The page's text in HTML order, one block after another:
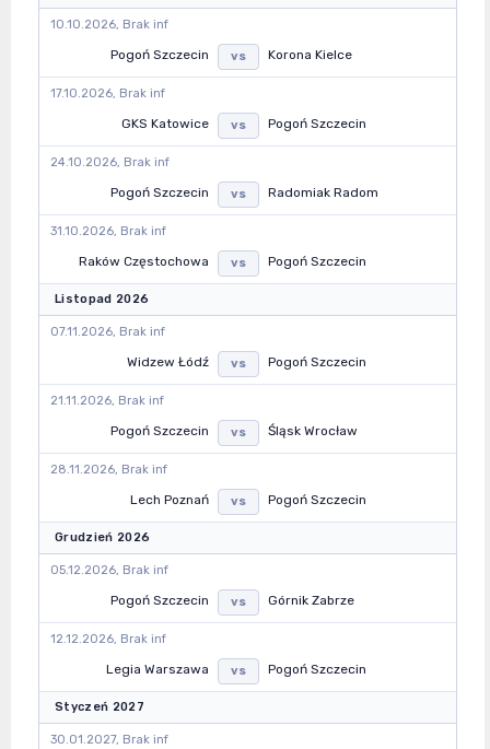
10.10.2026, Brak inf
Pogoń Szczecin vs Korona Kielce
17.10.2026, Brak inf
GKS Katowice vs Pogoń Szczecin
24.10.2026, Brak inf
Pogoń Szczecin vs Radomiak Radom
31.10.2026, Brak inf
Raków Częstochowa vs Pogoń Szczecin
Listopad 2026
07.11.2026, Brak inf
Widzew Łódź vs Pogoń Szczecin
21.11.2026, Brak inf
Pogoń Szczecin vs Śląsk Wrocław
28.11.2026, Brak inf
Lech Poznań vs Pogoń Szczecin
Grudzień 2026
05.12.2026, Brak inf
Pogoń Szczecin vs Górnik Zabrze
12.12.2026, Brak inf
Legia Warszawa vs Pogoń Szczecin
Styczeń 2027
30.01.2027, Brak inf